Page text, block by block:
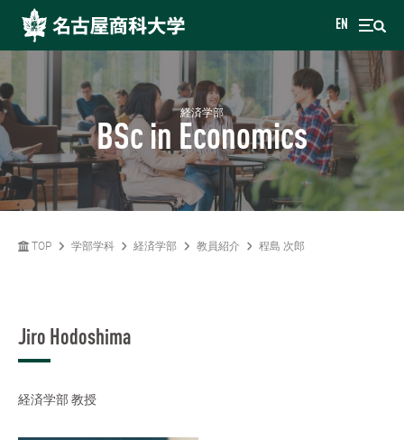
EN
経済学部
BSc in Economics
TOP 学部学科 経済学部 教員紹介 程島 次郎
Jiro Hodoshima
経済学部 教授